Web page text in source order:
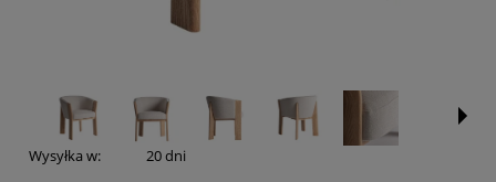
Wysyłka w: 20 dni